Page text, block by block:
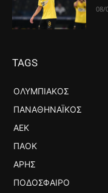
08/
TAGS
ΟΛΥΜΠΙΑΚΌΣ
ΠΑΝΑΘΗΝΑΪΚΌΣ
ΑΕΚ
ΠΑΟΚ
ΆΡΗΣ
ΠΟΔΌΣΦΑΙΡΟ